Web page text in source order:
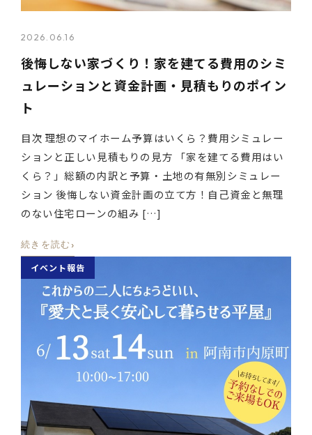
2026.06.16
後悔しない家づくり！家を建てる費用のシミ
ュレーションと資金計画・見積もりのポイン
ト
目次 理想のマイホーム予算はいくら？費用シミュレー
ションと正しい見積もりの見方 「家を建てる費用はい
くら？」総額の内訳と予算・土地の有無別シミュレー
ション 後悔しない資金計画の立て方！自己資金と無理
のない住宅ローンの組み […]
続きを読む ›
イベント報告